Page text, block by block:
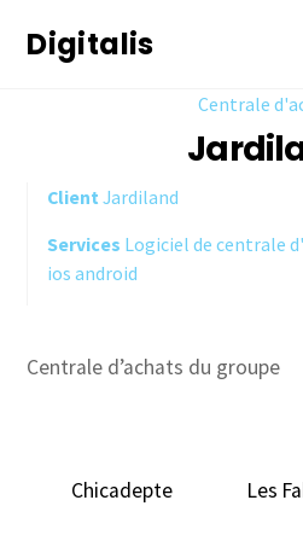
Digitalis
Centrale
Client Jardiland
Services Logiciel de centrale
ios android
Centrale d’achats du groupe
Chicadepte Les